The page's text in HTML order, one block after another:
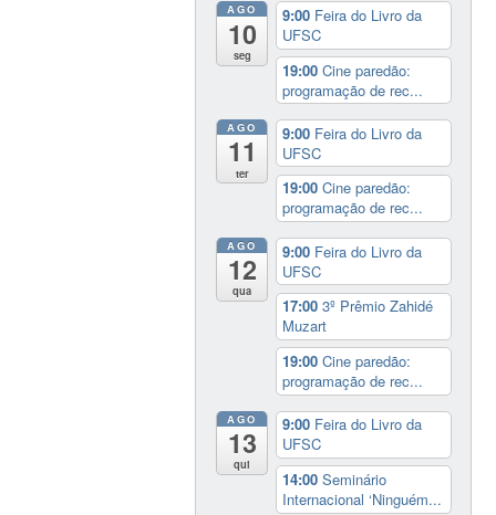
AGO
10
seg
9:00 Feira do Livro da
UFSC
19:00Cine paredão:
programação de rec...
AGO
11
ter
9:00 Feira do Livro da
UFSC
19:00Cine paredão:
programação de rec...
AGO
12
qua
9:00 Feira do Livro da
UFSC
17:003º Prêmio Zahidé
Muzart
19:00Cine paredão:
programação de rec...
AGO
13
qui
9:00 Feira do Livro da
UFSC
14:00Seminário
Internacional ‘Ninguém...